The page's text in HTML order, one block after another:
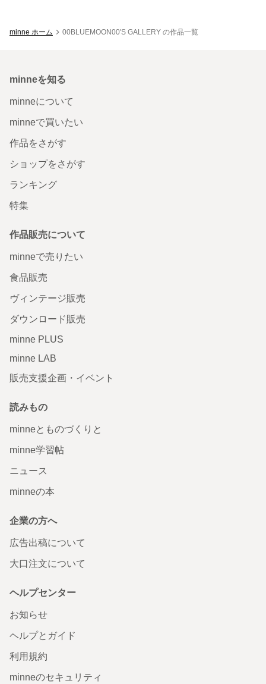
minne ホーム 00BLUEMOON00'S GALLERY の作品一覧
minneを知る
minneについて
minneで買いたい
作品をさがす
ショップをさがす
ランキング
特集
作品販売について
minneで売りたい
食品販売
ヴィンテージ販売
ダウンロード販売
minne PLUS
minne LAB
販売支援企画・イベント
読みもの
minneとものづくりと
minne学習帖
ニュース
minneの本
企業の方へ
広告出稿について
大口注文について
ヘルプセンター
お知らせ
ヘルプとガイド
利用規約
minneのセキュリティ